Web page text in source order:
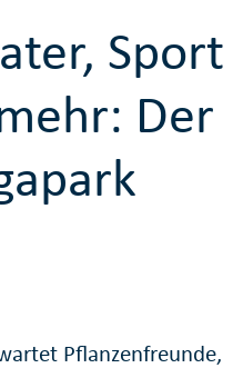
Sport
Der
Pflanzenfreunde,